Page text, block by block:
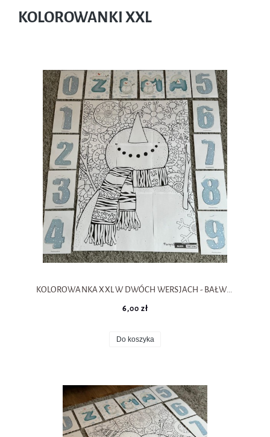
KOLOROWANKI XXL
KOLOROWANKA XXL W DWÓCH WERSJACH - BAŁWAN NR 1.
6,00 zł
Do koszyka